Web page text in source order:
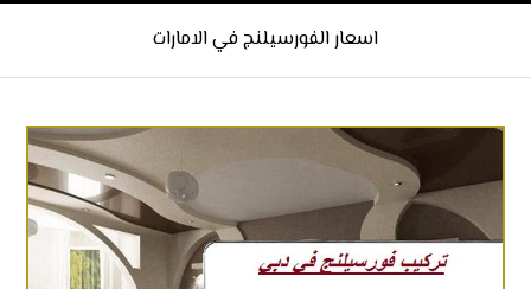
اسعار الفورسيلنج في الامارات